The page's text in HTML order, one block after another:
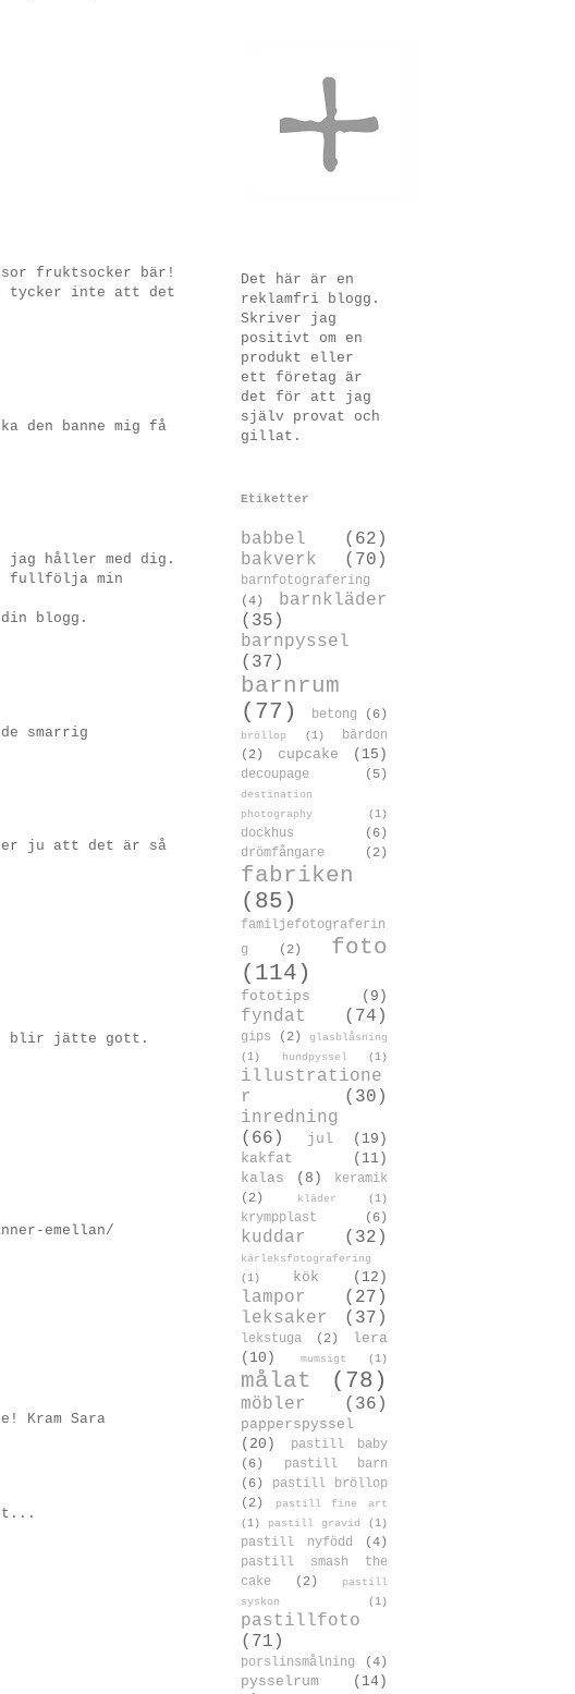
fruktsocker bär!
tycker inte att det
den banne mig få
jag håller med dig.
fullfölja min
blogg.
smarrig
ju att det är så
blir jätte gott.
emellan/
Kram Sara
Det här är en
reklamfri blogg.
Skriver jag
positivt om en
produkt eller
ett företag är
det för att jag
själv provat och
gillat.
Etiketter
babbel
(62)
bakverk
(70)
barnfotografering
(4)
barnkläder
(35)
barnpyssel
(37)
barnrum
(77)
betong (6)
bröllop (1)
bärdon
(2)
cupcake (15)
decoupage (5)
destination
photography
(1)
dockhus
(6)
drömfångare
(2)
fabriken
(85)
familjefotograferin
g
(2)
foto
(114)
fototips (9)
fyndat (74)
gips (2)
glasblåsning
(1)
hundpyssel (1)
illustratione
r
(30)
inredning
(66)
jul
(19)
kakfat
(11)
kalas
(8)
keramik
(2)
kläder (1)
krympplast (6)
kuddar (32)
kärleksfotografering
(1)
kök (12)
lampor
(27)
leksaker
(37)
lekstuga (2)
lera
(10)
mumsigt (1)
målat (78)
möbler (36)
papperspyssel
(20)
pastill baby
(6)
pastill barn
(6)
pastill bröllop
(2)
pastill fine art
(1)
pastill gravid (1)
pastill nyfödd
(4)
pastill smash the
cake
(2)
pastill
syskon
(1)
pastillfoto
(71)
porslinsmålning (4)
pysselrum
(14)